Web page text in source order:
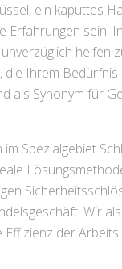
ein kaputtes
sein.
helfen
Ihrem
als Synonym für
Spezialgebiet
Wir
der